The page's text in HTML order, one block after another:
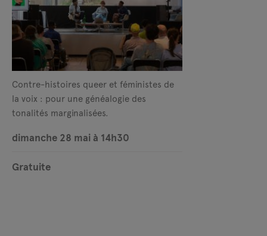
Contre-histoires queer et féministes de
la voix : pour une généalogie des
tonalités marginalisées.
dimanche 28 mai à 14h30
Gratuite